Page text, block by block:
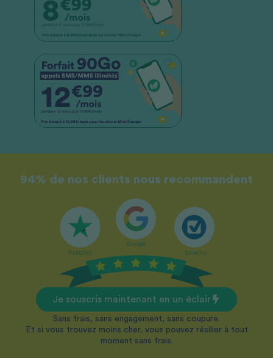
94% de nos clients nous recommandent
Je souscris maintenant en un éclair
Sans frais, sans engagement, sans coupure.
Et si vous trouvez moins cher, vous pouvez résilier à tout
moment sans frais.